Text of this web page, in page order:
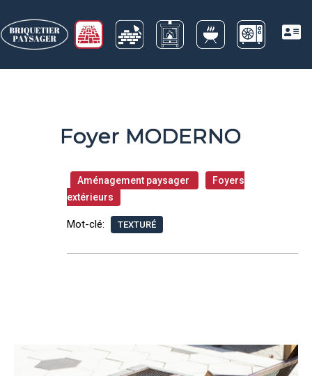
Foyer MODERNO
Aménagement paysager
Foyers
extérieurs
Mot-clé: TEXTURÉ